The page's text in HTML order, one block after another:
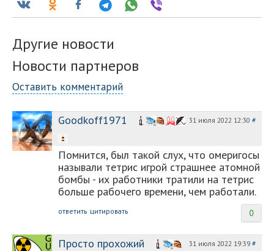
Другие новости
Новости партнеров
Оставить комментарий
Goodkoff1971 31 июля 2022 12:30 #
Помнится, был такой слух, что омеригосы
называли тетрис игрой страшнее атомной
бомбы - их работники тратили на тетрис
больше рабочего времени, чем работали.
0
ответить цитировать
Просто прохожий 31 июля 2022 19:39 #